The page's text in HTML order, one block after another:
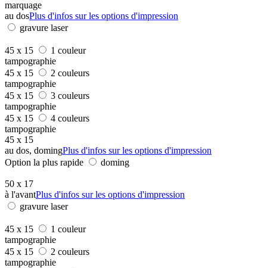
marquage
au dosPlus d'infos sur les options d'impression
gravure laser
45 x 15
1 couleur
tampographie
45 x 15
2 couleurs
tampographie
45 x 15
3 couleurs
tampographie
45 x 15
4 couleurs
tampographie
45 x 15
au dos, domingPlus d'infos sur les options d'impression
Option la plus rapide
doming
50 x 17
à l'avantPlus d'infos sur les options d'impression
gravure laser
45 x 15
1 couleur
tampographie
45 x 15
2 couleurs
tampographie